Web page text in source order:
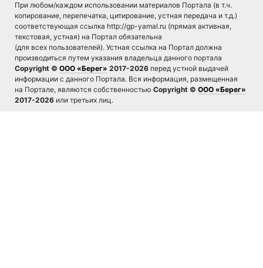
При любом/каждом использовании материалов Портала (в т.ч.
копирование, перепечатка, цитирование, устная передача и т.д.)
соответствующая ссылка http://gp-yamal.ru (прямая активная,
текстовая, устная) на Портал обязательна
(для всех пользователей). Устная ссылка на Портал должна
производиться путем указания владельца данного портала
Copyright © ООО «Берег» 2017-2026 перед устной выдачей
информации с данного Портала. Вся информация, размещенная
на Портале, являются собственностью Copyright © ООО «Берег»
2017-2026 или третьих лиц.